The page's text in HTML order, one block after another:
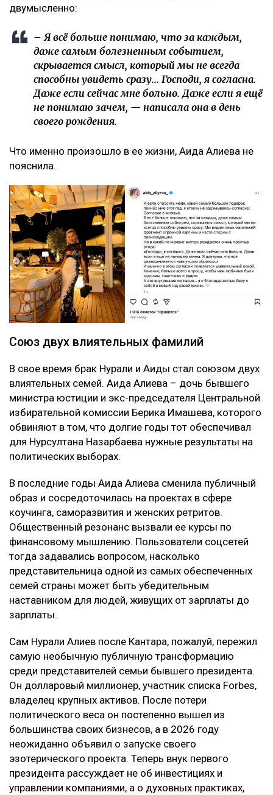
двумысленно:
– Я всё больше понимаю, что за каждым,
даже самым болезненным событием,
скрывается смысл, который мы не всегда
способны увидеть сразу... Господи, я согласна.
Даже если сейчас мне больно. Даже если я ещё
не понимаю зачем, — написала она в день
своего рождения.
Что именно произошло в ее жизни, Аида Алиева не
пояснила.
Союз двух влиятельных фамилий
В свое время брак Нурали и Аиды стал союзом двух
влиятельных семей. Аида Алиева – дочь бывшего
министра юстиции и экс-председателя Центральной
избирательной комиссии Берика Имашева, которого
обвиняют в том, что долгие годы тот обеспечивал
для Нурсултана Назарбаева нужные результаты на
политических выборах.
В последние годы Аида Алиева сменила публичный
образ и сосредоточилась на проектах в сфере
коучинга, саморазвития и женских ретритов.
Общественный резонанс вызвали ее курсы по
финансовому мышлению. Пользователи соцсетей
тогда задавались вопросом, насколько
представительница одной из самых обеспеченных
семей страны может быть убедительным
наставником для людей, живущих от зарплаты до
зарплаты.
Сам Нурали Алиев после Кантара, пожалуй, пережил
самую необычную публичную трансформацию
среди представителей семьи бывшего президента.
Он долларовый миллионер, участник списка Forbes,
владелец крупных активов. После потери
политического веса он постепенно вышел из
большинства своих бизнесов, а в 2026 году
неожиданно объявил о запуске своего
эзотерического проекта. Теперь внук первого
президента рассуждает не об инвестициях и
управлении компаниями, а о духовных практиках,